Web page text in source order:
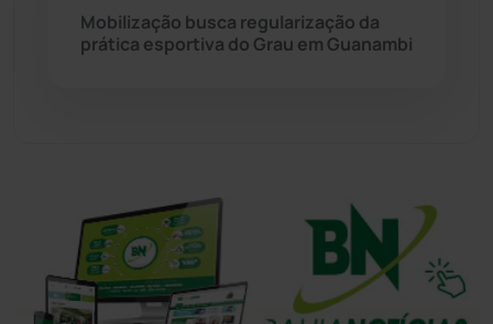
Tecnologia (12)
Mobilização busca regularização da
prática esportiva do Grau em Guanambi